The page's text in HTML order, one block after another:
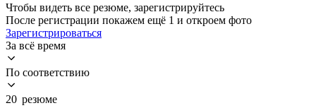
Чтобы видеть все резюме, зарегистрируйтесь
После регистрации покажем ещё 1 и откроем фото
Зарегистрироваться
За всё время
По соответствию
20 резюме